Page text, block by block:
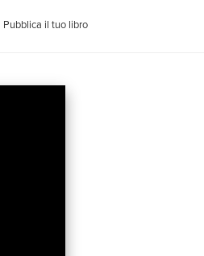
Pubblica il tuo libro